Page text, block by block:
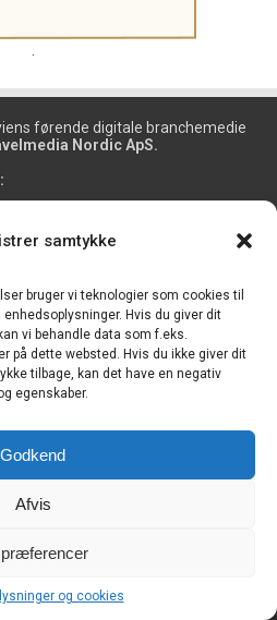
samtykke
bruger vi teknologier som cookies til
Hvis du giver dit
vi behandle data som f.eks.
på dette websted. Hvis du ikke giver dit
tilbage, kan det have en negativ
egenskaber.
Godkend
Afvis
og cookies
førende digitale branchemedie
Nordic ApS.
og er tilmeldt
Consult.